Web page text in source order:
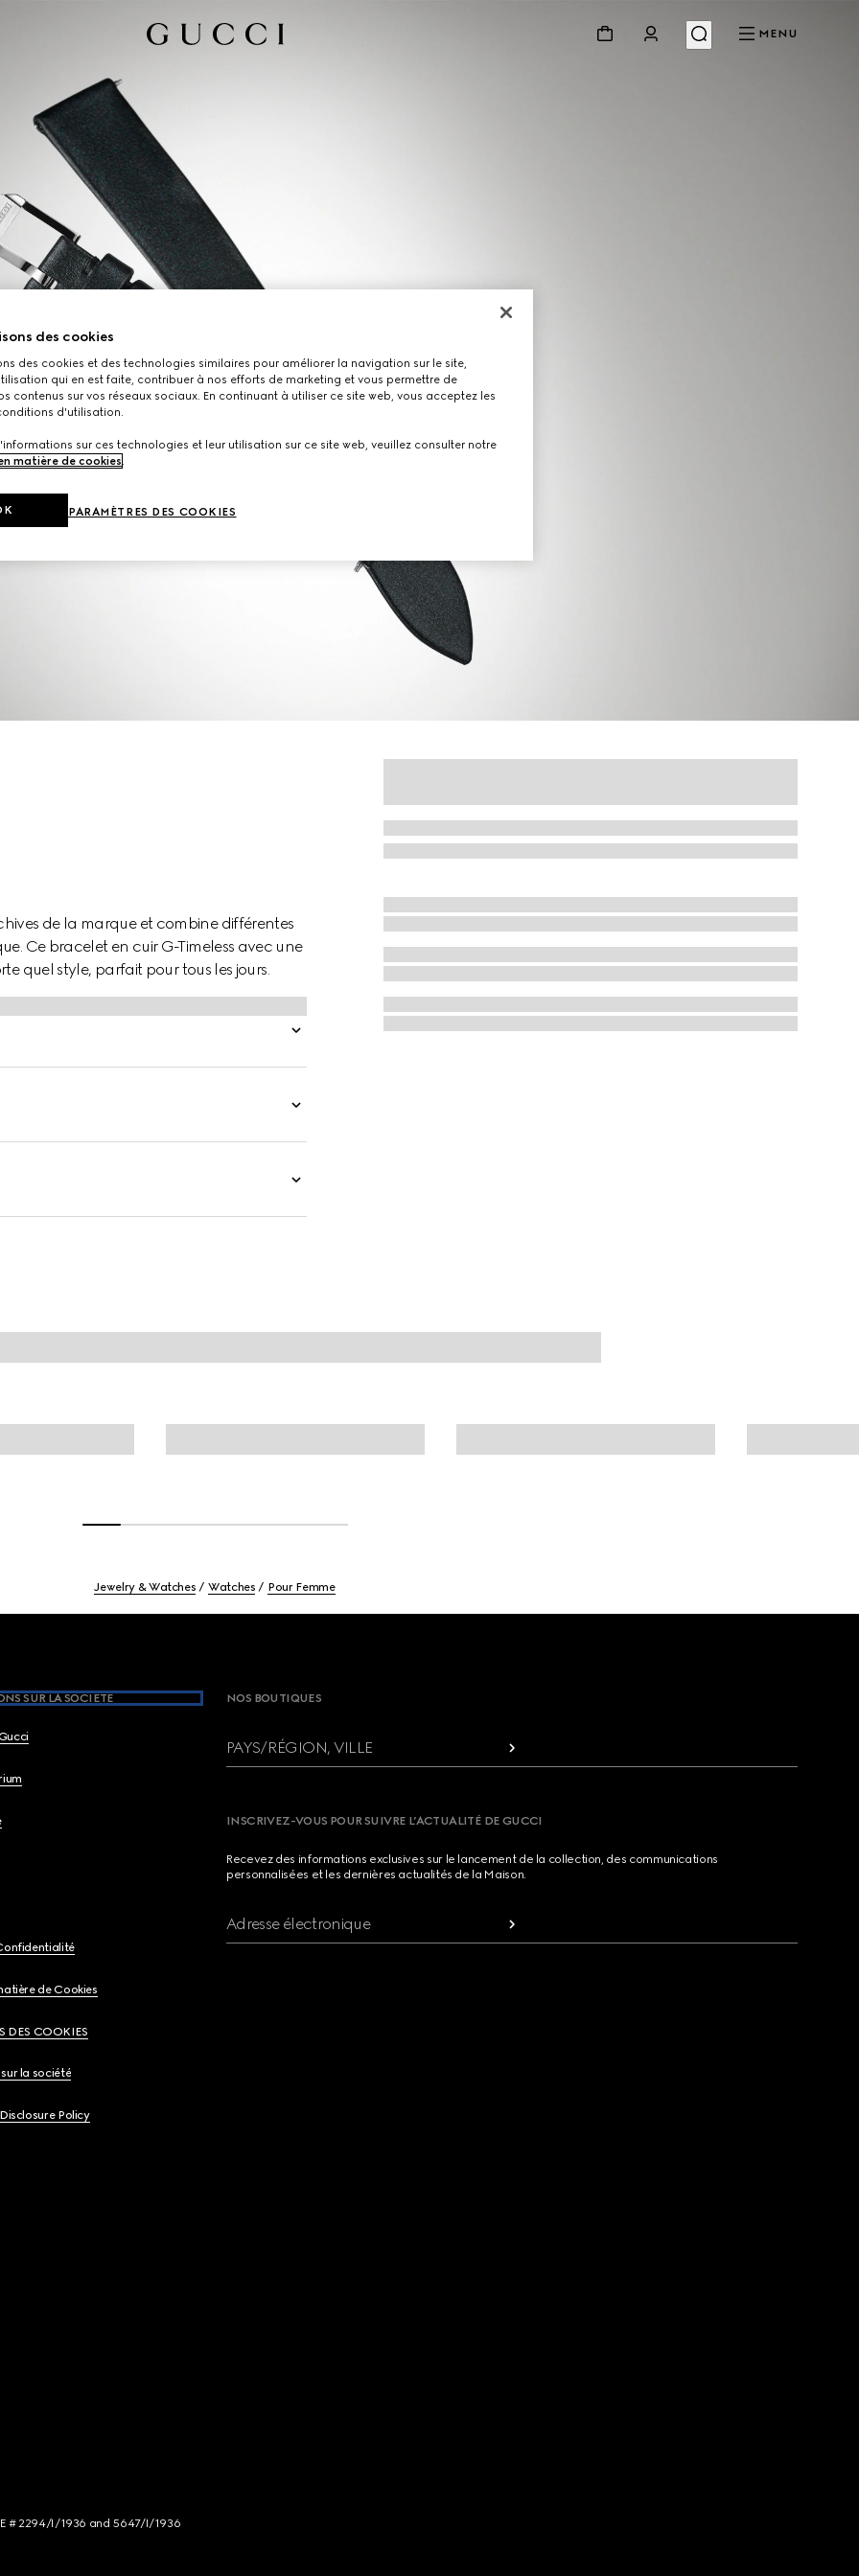
MENU
de la marque et combine différentes
Ce bracelet en cuir G-Timeless avec une
quel style, parfait pour tous les jours.
Jewelry & Watches Watches Pour Femme
SUR LA SOCIETE
de Cookies
DES COOKIES
la société
Policy
NOS BOUTIQUES
PAYS/RÉGION, VILLE
INSCRIVEZ-VOUS POUR SUIVRE L’ACTUALITÉ DE GUCCI
Recevez des informations exclusives sur le lancement de la collection, des communications
personnalisées et les dernières actualités de la Maison.
Adresse électronique
# 2294/I/1936 and 5647/I/1936
des cookies
des cookies et des technologies similaires pour améliorer la navigation sur le site,
qui en est faite, contribuer à nos efforts de marketing et vous permettre de
contenus sur vos réseaux sociaux. En continuant à utiliser ce site web, vous acceptez les
d'utilisation.
sur ces technologies et leur utilisation sur ce site web, veuillez consulter notre
matière de cookies.
PARAMÈTRES DES COOKIES